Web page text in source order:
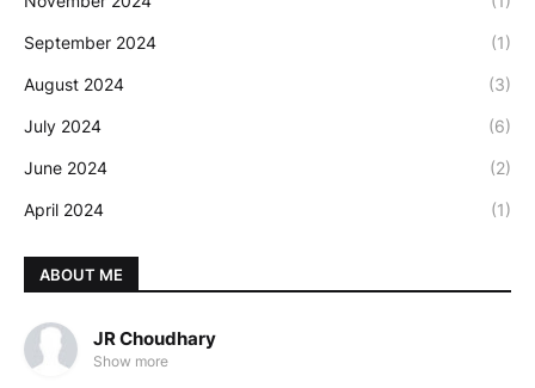
September 2024 (1)
August 2024 (3)
July 2024 (6)
June 2024 (2)
April 2024 (1)
ABOUT ME
JR Choudhary
Show more